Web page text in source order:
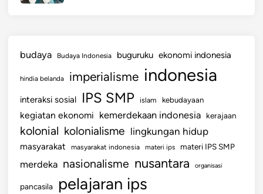
budaya Budaya Indonesia buguruku ekonomi indonesia
hindia belanda imperialisme indonesia
interaksi sosial IPS SMP islam kebudayaan
kegiatan ekonomi kemerdekaan indonesia kerajaan
kolonial kolonialisme lingkungan hidup
masyarakat masyarakat indonesia materi ips materi IPS SMP
merdeka nasionalisme nusantara organisasi
pancasila pelajaran ips